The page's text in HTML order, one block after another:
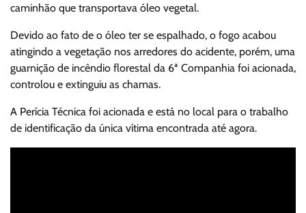
caminhão que transportava óleo vegetal.
Devido ao fato de o óleo ter se espalhado, o fogo acabou
atingindo a vegetação nos arredores do acidente, porém, uma
guarnição de incêndio florestal da 6ª Companhia foi acionada,
controlou e extinguiu as chamas.
A Perícia Técnica foi acionada e está no local para o trabalho
de identificação da única vítima encontrada até agora.